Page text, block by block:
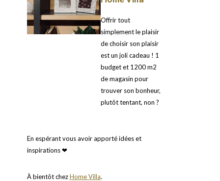
Offrir tout
simplement le plaisir
de choisir son plaisir
est un joli cadeau ! 1
budget et 1200 m2
de magasin pour
trouver son bonheur,
plutôt tentant, non ?
En espérant vous avoir apporté idées et
inspirations ❤
À bientôt chezHome Villa.